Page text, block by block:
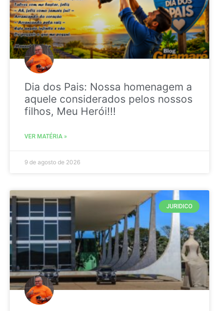
Dia dos Pais: Nossa homenagem a
aquele considerados pelos nossos
filhos, Meu Herói!!!
VER MATÉRIA »
9 de agosto de 2026
JURIDICO